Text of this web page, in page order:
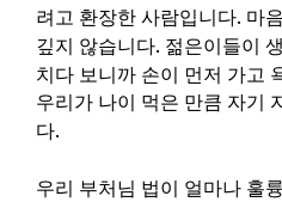
려고 환장한 사람입니다. 마
깊지 않습니다. 젊은이들이
치다 보니까 손이 먼저 가고
우리가 나이 먹은 만큼 자기
다.
우리 부처님 법이 얼마나 훌